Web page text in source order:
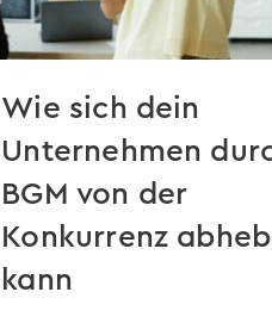
Wie sich dein
Unternehmen
BGM von der
Konkurrenz
kann